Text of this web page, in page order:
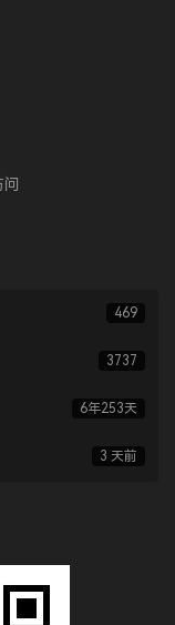
469
3737
6年253天
3 天前